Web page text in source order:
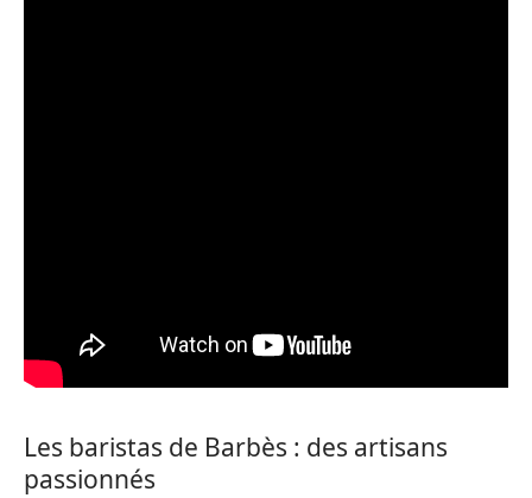
Les baristas de Barbès : des artisans
passionnés